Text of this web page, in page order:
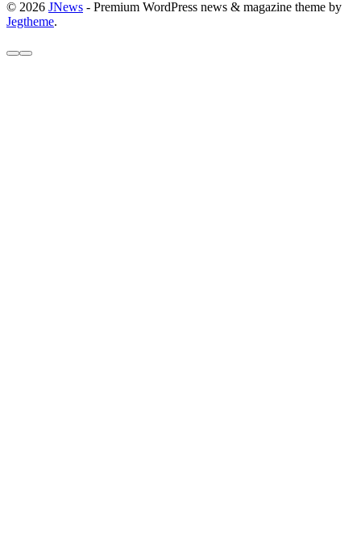
© 2026 JNews - Premium WordPress news & magazine theme by
Jegtheme.